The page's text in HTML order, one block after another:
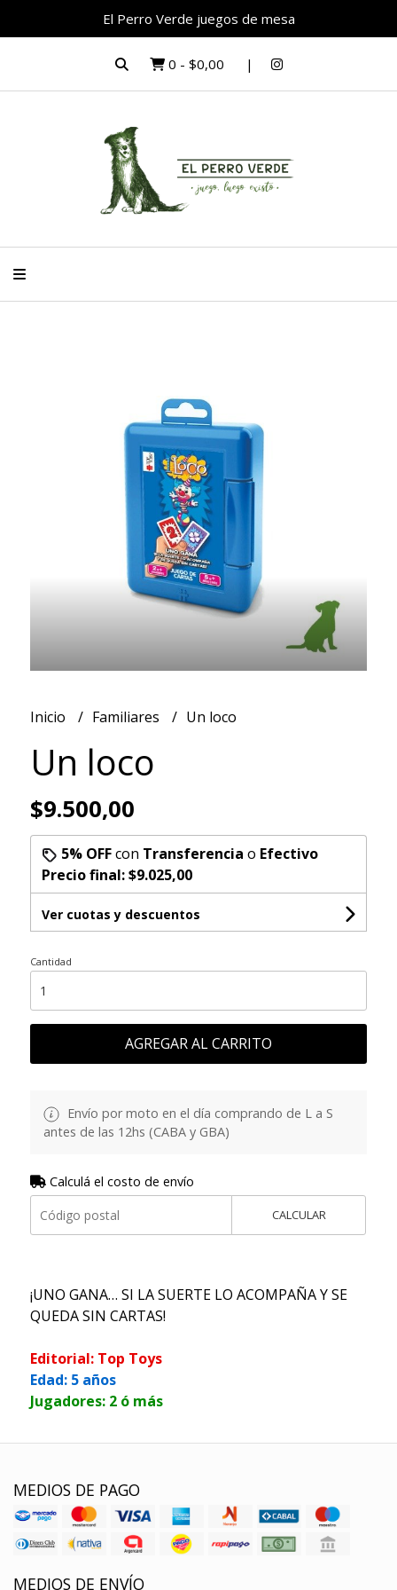
El Perro Verde juegos de mesa
0 - $0,00
Inicio Familiares Un loco
Un loco
$9.500,00
5% OFFcon Transferencia o Efectivo
Precio final:$9.025,00
Ver cuotas y descuentos
Cantidad
AGREGAR AL CARRITO
Envío por moto en el día comprando de L a S
antes de las 12hs (CABA y GBA)
Calculá el costo de envío
CALCULAR
¡UNO GANA… SI LA SUERTE LO ACOMPAÑA Y SE
QUEDA SIN CARTAS!
Editorial: Top Toys
Edad: 5 años
Jugadores: 2 ó más
MEDIOS DE PAGO
MEDIOS DE ENVÍO